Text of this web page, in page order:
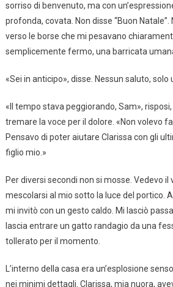
sorriso di benvenuto, ma con
profonda, covata. Non disse “Buon
verso le borse che mi pesavano
semplicemente fermo, una barricata
«Sei in anticipo», disse. Nessun saluto, solo
«Il tempo stava peggiorando, Sam»,
tremare la voce per il dolore. «Non volevo
Pensavo di poter aiutare Clarissa con gli
figlio mio.»
Per diversi secondi non si mosse. Vedevo il
mescolarsi al mio sotto la luce del portico.
mi invitò con un gesto caldo. Mi lasciò
lascia entrare un gatto randagio da una
tollerato per il momento.
L’interno della casa era un’esplosione
nei minimi dettagli. Clarissa, mia nuora,